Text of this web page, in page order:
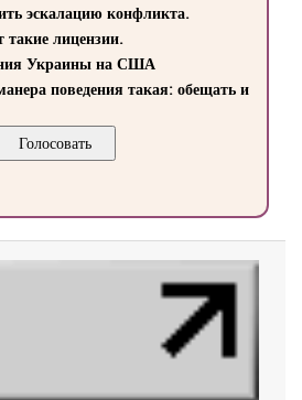
эскалацию конфликта.
такие лицензии.
Украины на США
поведения такая: обещать и